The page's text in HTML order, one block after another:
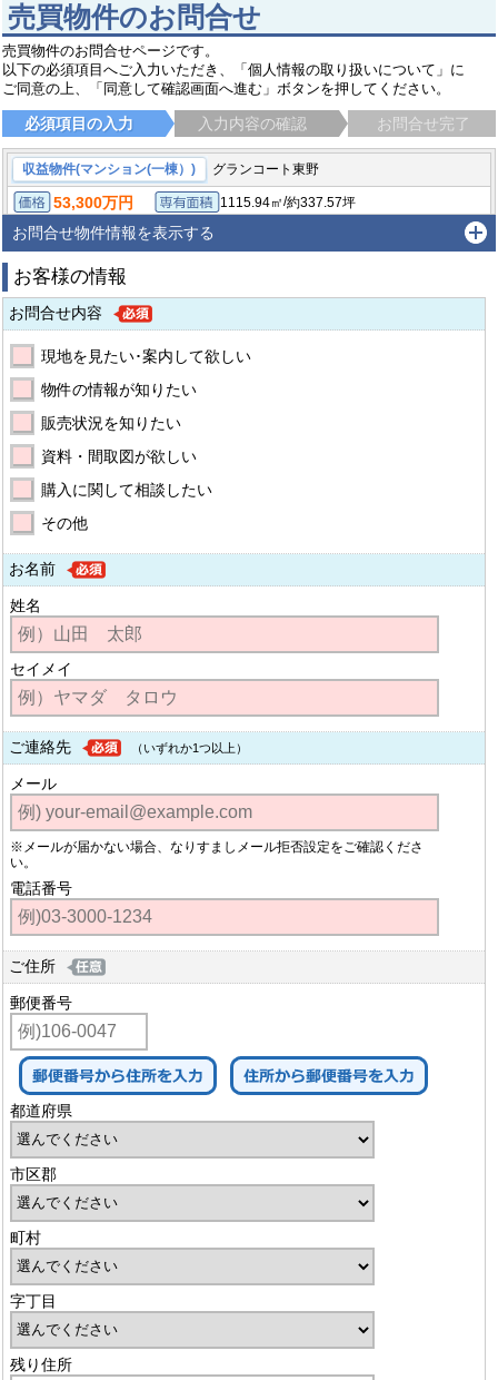
売買物件のお問合せ
売買物件のお問合せページです。
以下の必須項目へご入力いただき、「個人情報の取り扱いについて」に
ご同意の上、「同意して確認画面へ進む」ボタンを押してください。
必須項目の入力 入力内容の確認 お問合せ完了
収益物件(マンション(一棟）) グランコート東野
価格
53,300万円 専有面積
1115.94㎡/約337.57坪
土地面積
233.29㎡（公簿）/約70.57坪
京都市山科区東野百拍子町京都地下鉄東西線 東野（京都）駅 徒歩5分
お問合せ物件情報を表示する
お客様の情報
お問合せ内容
現地を見たい･案内して欲しい
物件の情報が知りたい
販売状況を知りたい
資料・間取図が欲しい
購入に関して相談したい
その他
お名前
姓名
セイメイ
ご連絡先 （いずれか1つ以上）
メール
※メールが届かない場合、なりすましメール拒否設定をご確認くださ
い。
電話番号
ご住所
郵便番号
都道府県
市区郡
町村
字丁目
残り住所